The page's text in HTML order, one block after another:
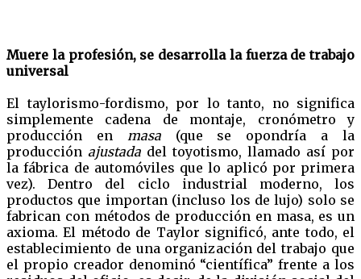
Muere la profesión, se desarrolla la fuerza de trabajo
universal
El taylorismo-fordismo, por lo tanto, no significa
simplemente cadena de montaje, cronómetro y
producción en masa(que se opondría a la
producción ajustada del toyotismo, llamado así por
la fábrica de automóviles que lo aplicó por primera
vez). Dentro del ciclo industrial moderno, los
productos que importan (incluso los de lujo) solo se
fabrican con métodos de producción en masa, es un
axioma. El método de Taylor significó, ante todo, el
establecimiento de una organización del trabajo que
el propio creador denominó “científica” frente a los